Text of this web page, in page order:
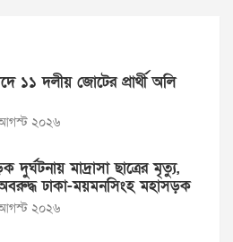
১১ দলীয় জোটের প্রার্থী অলি
আগস্ট ২০২৬
দুর্ঘটনায় মাদ্রাসা ছাত্রের মৃত্যু,
ঢাকা-ময়মনসিংহ মহাসড়ক
আগস্ট ২০২৬